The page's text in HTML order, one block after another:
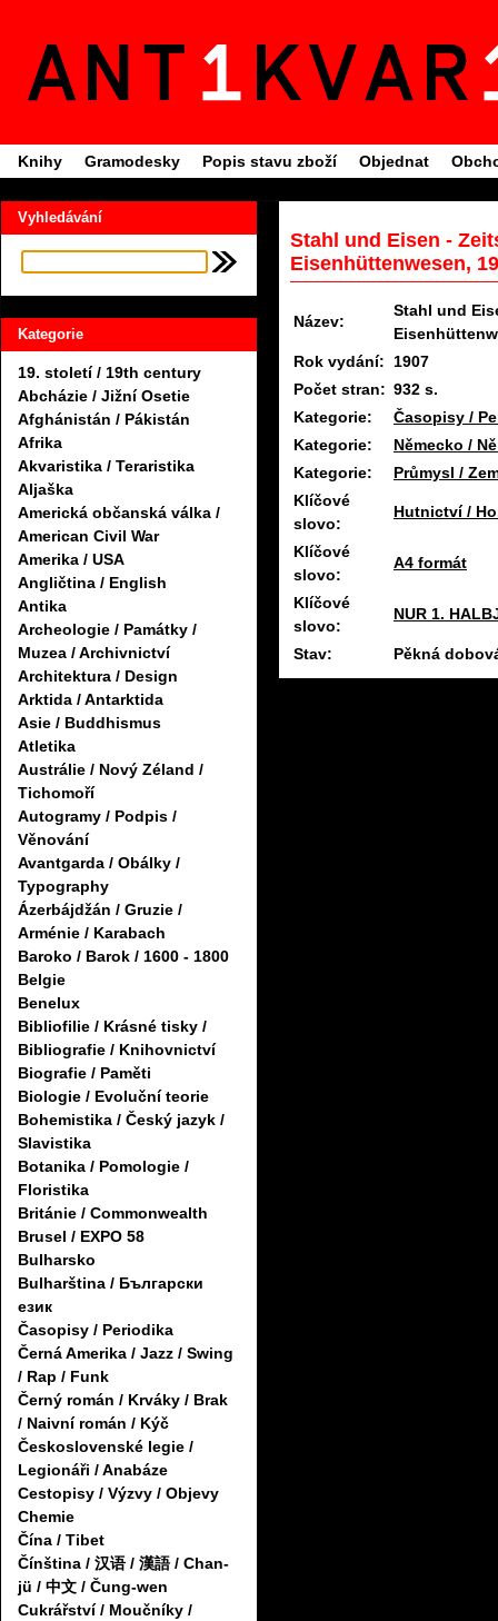
Knihy Gramodesky Popis stavu zboží Objednat
Vyhledávání
Kategorie
19. století / 19th century
Abcházie / Jižní Osetie
Afghánistán / Pákistán
Afrika
Akvaristika / Teraristika
Aljaška
Americká občanská válka /
American Civil War
Amerika / USA
Angličtina / English
Antika
Archeologie / Památky /
Muzea / Archivnictví
Architektura / Design
Arktida / Antarktida
Asie / Buddhismus
Atletika
Austrálie / Nový Zéland /
Tichomoří
Autogramy / Podpis /
Věnování
Avantgarda / Obálky /
Typography
Ázerbájdžán / Gruzie /
Arménie / Karabach
Baroko / Barok / 1600 - 1800
Belgie
Benelux
Bibliofilie / Krásné tisky /
Bibliografie / Knihovnictví
Biografie / Paměti
Biologie / Evoluční teorie
Bohemistika / Český jazyk /
Slavistika
Botanika / Pomologie /
Floristika
Británie / Commonwealth
Brusel / EXPO 58
Bulharsko
Bulharština / Български
език
Časopisy / Periodika
Černá Amerika / Jazz / Swing
/ Rap / Funk
Černý román / Krváky / Brak
/ Naivní román / Kýč
Československé legie /
Legionáři / Anabáze
Cestopisy / Výzvy / Objevy
Chemie
Čína / Tibet
Čínština / 汉语 / 漢語 / Chan-
jü / 中文 / Čung-wen
Cukrářství / Moučníky /
Stahl und Eisen -
Eisenhüttenwesen,
Název:
Stahl und
Rok vydání:
1907
Počet stran: 932 s.
Kategorie:
Časopisy /
Kategorie:
Německo /
Kategorie:
Průmysl /
Klíčové
slovo:
Hutnictví /
Klíčové
slovo:
A4 formát
Klíčové
slovo:
NUR 1.
Stav: Pěkná